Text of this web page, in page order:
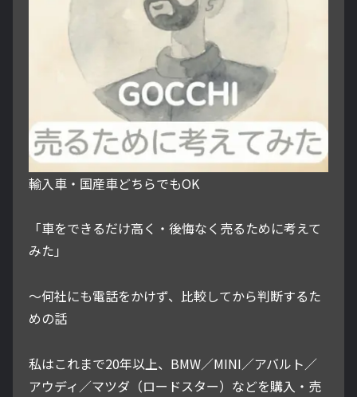
輸入車・国産車どちらでもOK
「車をできるだけ高く・後悔なく売るために考えて
みた」
～何社にも電話をかけず、比較してから判断するた
めの話
私はこれまで20年以上、BMW／MINI／アバルト／
アウディ／マツダ（ロードスター）などを購入・売